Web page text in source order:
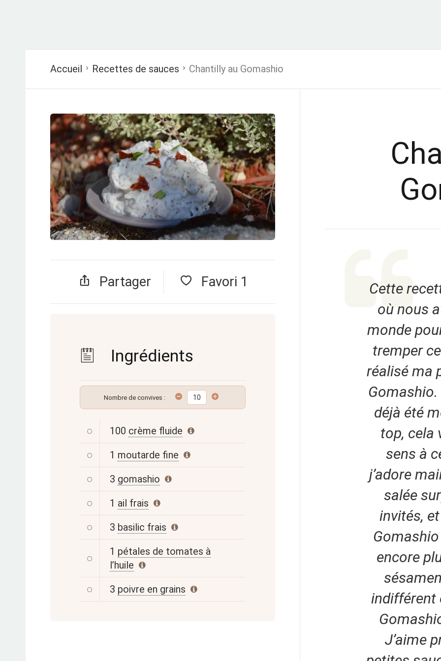
Accueil Recettes de sauces Chantilly au Gomashio
Partager Favori 1
Ingrédients
Nombre de convives :
100 crème fluide
1 moutarde fine
3 gomashio
1 ail frais
3 basilic frais
1 pétales de tomates à
l’huile
3 poivre en grains
Cette
où nous
monde
tremper
réalisé ma
Gomashio.
déjà été
top, cela
sens à
j’adore
salée
invités,
encore
indifférent
J’aime